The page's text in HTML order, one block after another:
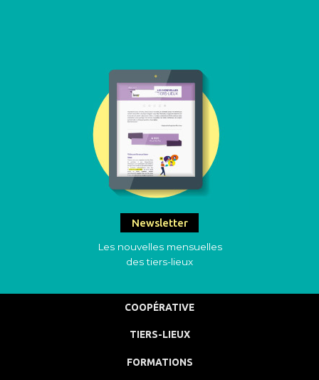
Newsletter
Les nouvelles mensuelles
des tiers-lieux
COOPÉRATIVE
TIERS-LIEUX
FORMATIONS